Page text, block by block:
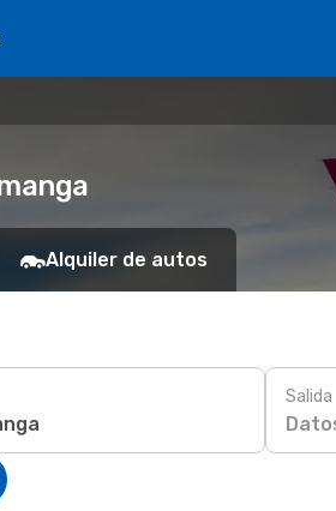
Alquiler de autos
Salida